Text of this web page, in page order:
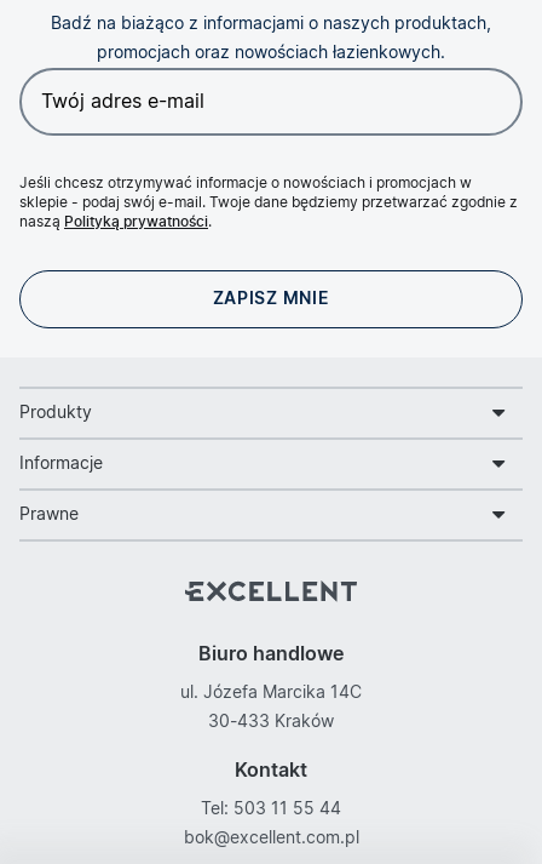
Badź na biażąco z informacjami o naszych produktach,
promocjach oraz nowościach łazienkowych.
Jeśli chcesz otrzymywać informacje o nowościach i promocjach w
sklepie - podaj swój e-mail. Twoje dane będziemy przetwarzać zgodnie z
naszą Polityką prywatności.
Produkty
Informacje
Prawne
Biuro handlowe
ul. Józefa Marcika 14C
30-433 Kraków
Kontakt
Tel: 503 11 55 44
bok@excellent.com.pl